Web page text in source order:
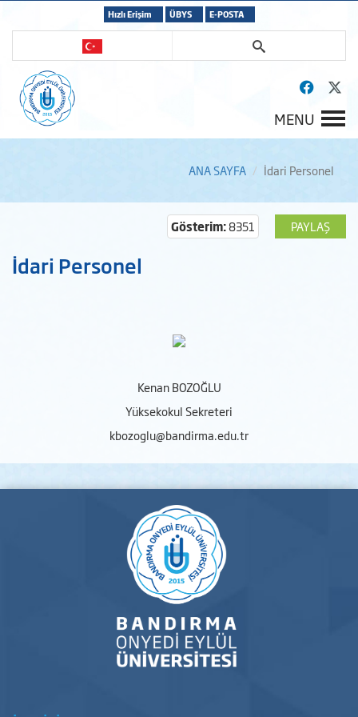
Hızlı Erişim ÜBYS E-POSTA
MENU
ANA SAYFA İdari Personel
PAYLAŞ
Gösterim:8351
İdari Personel
Kenan BOZOĞLU
Yüksekokul Sekreteri
kbozoglu@bandirma.edu.tr